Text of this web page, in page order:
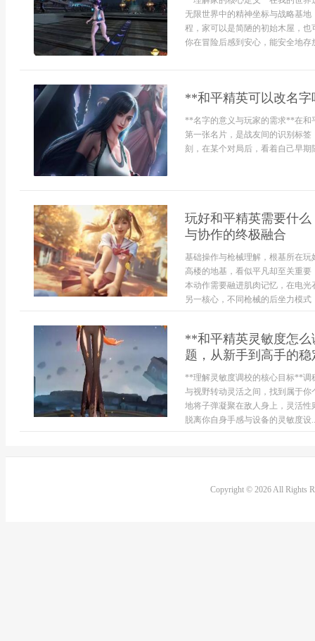
无限世界中的精神坐标与战略基
程，家可以是简陋的初始木屋，
你在冒险后感到安心，能安全地
**和平精英可以改名
**名字的意义与玩家的需求**在和
第一张名片，是战友间的识别标
刻，在某个对局后，看着自己早期
玩好和平精英需要什
与协作的终极融合
基础操作与枪械理解，根基所在
高楼的地基，看似平凡却至关重
本动作需要融进肌肉记忆，在电
另一核心，不同枪械的后坐力模
**和平精英灵敏度怎
题，从新手到高手的
**理解灵敏度调校的核心目标**调
与视野转动灵活之间，找到属于
地将子弹凝聚在敌人身上，灵活
脱离你自身手感与设备的灵敏度设
Copyright © 2026 All Rights